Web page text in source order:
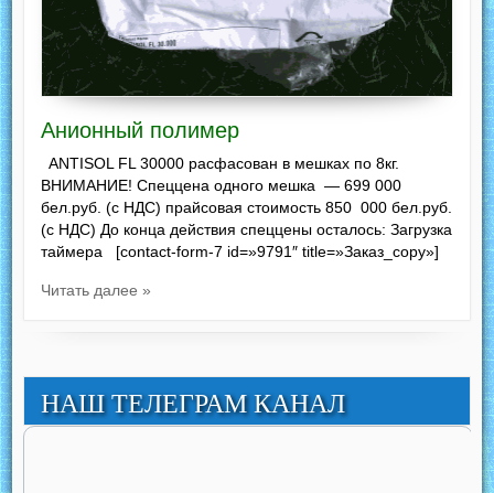
Анионный полимер
ANTISOL FL 30000 расфасован в мешках по 8кг.
ВНИМАНИЕ! Спеццена одного мешка — 699 000
бел.руб. (с НДС) прайсовая стоимость 850 000 бел.руб.
(с НДС) До конца действия спеццены осталось: Загрузка
таймера [contact-form-7 id=»9791″ title=»Заказ_copy»]
Читать далее »
НАШ ТЕЛЕГРАМ КАНАЛ